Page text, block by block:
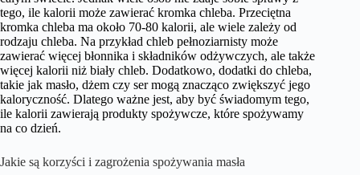
tego, ile kalorii może zawierać kromka chleba. Przeciętna
kromka chleba ma około 70-80 kalorii, ale wiele zależy od
rodzaju chleba. Na przykład chleb pełnoziarnisty może
zawierać więcej błonnika i składników odżywczych, ale także
więcej kalorii niż biały chleb. Dodatkowo, dodatki do chleba,
takie jak masło, dżem czy ser mogą znacząco zwiększyć jego
kaloryczność. Dlatego ważne jest, aby być świadomym tego,
ile kalorii zawierają produkty spożywcze, które spożywamy
na co dzień.
Jakie są korzyści i zagrożenia spożywania masła